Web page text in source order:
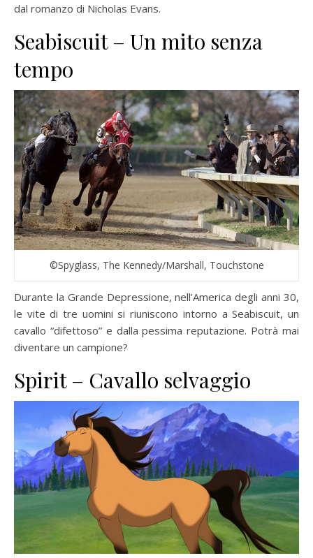
dal romanzo di Nicholas Evans.
Seabiscuit – Un mito senza
tempo
©Spyglass, The Kennedy/Marshall, Touchstone
Durante la Grande Depressione, nell’America degli anni 30,
le vite di tre uomini si riuniscono intorno a Seabiscuit, un
cavallo “difettoso” e dalla pessima reputazione. Potrà mai
diventare un campione?
Spirit – Cavallo selvaggio